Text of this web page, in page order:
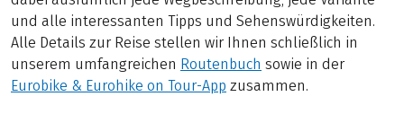
und alle interessanten Tipps und Sehenswürdigkeiten.
Alle Details zur Reise stellen wir Ihnen schließlich in
unserem umfangreichen Routenbuch sowie in der
Eurobike & Eurohike on Tour-App zusammen.